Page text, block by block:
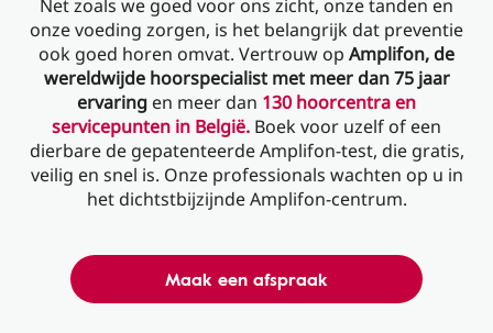
Net zoals we goed voor ons zicht, onze tanden en
onze voeding zorgen, is het belangrijk dat preventie
ook goed horen omvat. Vertrouw op Amplifon, de
wereldwijde hoorspecialist met meer dan 75 jaar
ervaring en meer dan 130 hoorcentra en
servicepunten in België. Boek voor uzelf of een
dierbare de gepatenteerde Amplifon-test, die gratis,
veilig en snel is. Onze professionals wachten op u in
het dichtstbijzijnde Amplifon-centrum.
Maak een afspraak